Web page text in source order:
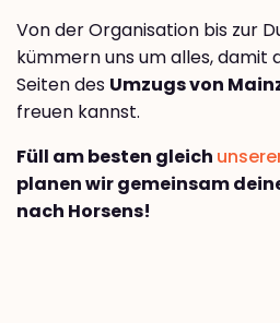
Von der Organisation bis zur
kümmern uns um alles, damit
Seiten des Umzugs von
freuen kannst.
Füll am besten gleich
planen wir gemeinsam
nach Horsens!